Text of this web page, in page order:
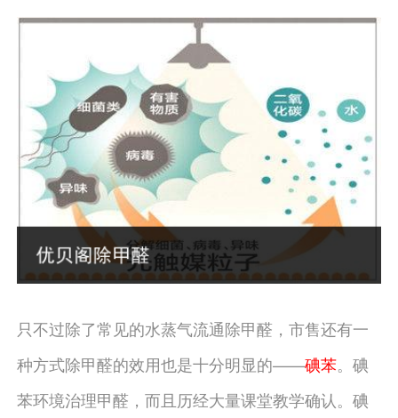
只不过除了常见的水蒸气流通除甲醛，市售还有一
种方式除甲醛的效用也是十分明显的——碘苯。碘
苯环境治理甲醛，而且历经大量课堂教学确认。碘